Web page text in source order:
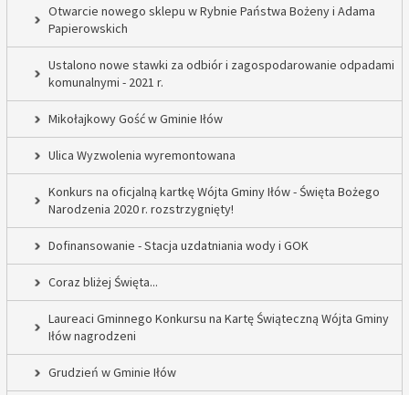
Otwarcie nowego sklepu w Rybnie Państwa Bożeny i Adama
Papierowskich
Ustalono nowe stawki za odbiór i zagospodarowanie odpadami
komunalnymi - 2021 r.
Mikołajkowy Gość w Gminie Iłów
Ulica Wyzwolenia wyremontowana
Konkurs na oficjalną kartkę Wójta Gminy Iłów - Święta Bożego
Narodzenia 2020 r. rozstrzygnięty!
Dofinansowanie - Stacja uzdatniania wody i GOK
Coraz bliżej Święta...
Laureaci Gminnego Konkursu na Kartę Świąteczną Wójta Gminy
Iłów nagrodzeni
Grudzień w Gminie Iłów